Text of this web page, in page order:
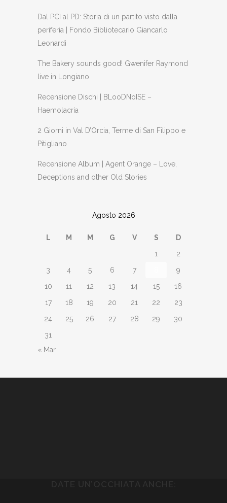
Dal PCI al PD: Storia di un partito visto dalla
periferia | Fondo Bibliotecario Giancarlo
Leonardi
The Bakery sounds good! Gwenifer Raymond
live in Longiano
Recensione Dischi | BLooDNoISE –
Haemolacria
2 Giorni in Val D’Orcia, Terme di San Filippo e
Pitigliano
Recensione Album | Agent Orange – Love,
Deceptions and other Old Stories
Agosto 2026
L M M G V S
D
1
2
3
4 5 6 7
9
10
11 12 13 14 15
16
17
18 19 20 21 22
23
24
25 26 27 28 29
30
31
« Mar